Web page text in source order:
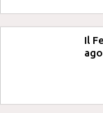
Il